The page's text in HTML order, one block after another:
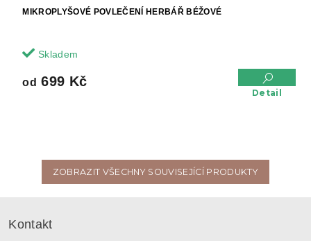
MIKROPLYŠOVÉ POVLEČENÍ HERBÁŘ BÉŽOVÉ
Skladem
od 699 Kč
Detail
ZOBRAZIT VŠECHNY SOUVISEJÍCÍ PRODUKTY
Kontakt